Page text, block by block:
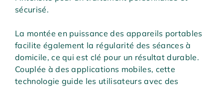
sécurisé.
La montée en puissance des appareils portables
facilite également la régularité des séances à
domicile, ce qui est clé pour un résultat durable.
Couplée à des applications mobiles, cette
technologie guide les utilisateurs avec des